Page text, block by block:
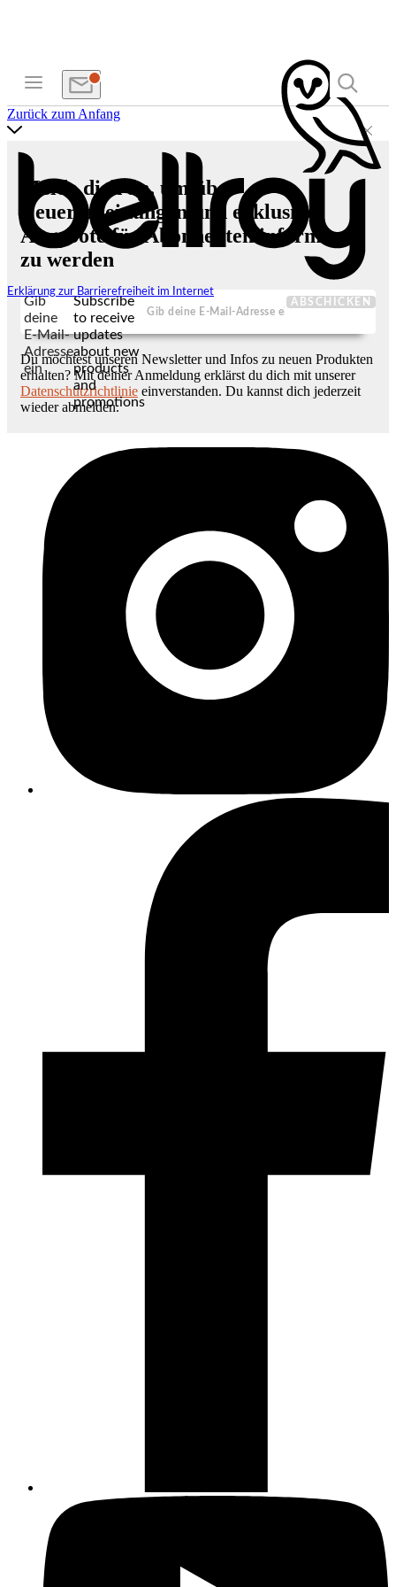
Erklärung zur Barrierefreiheit im Internet
Zurück zum Anfang
Melde dich an, um über
Neuerscheinungen und exklusive
Angebote für Abonnenten informiert
zu werden
Gib
deine
E-Mail-
Adresse
ein
Subscribe
to receive
updates
about new
products
and
promotions
ABSCHICKEN
Du möchtest unseren Newsletter und Infos zu neuen Produkten
erhalten? Mit deiner Anmeldung erklärst du dich mit unserer
Datenschutzrichtlinie einverstanden. Du kannst dich jederzeit
wieder abmelden.